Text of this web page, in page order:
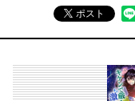
ポスト